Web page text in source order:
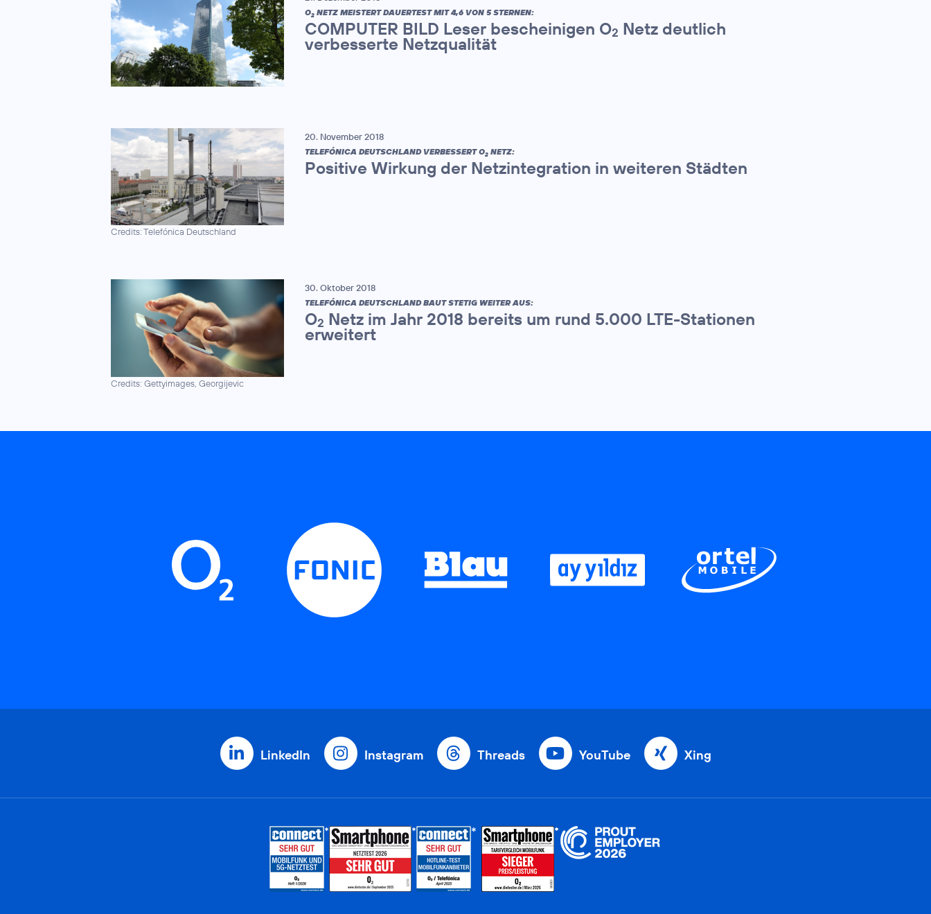
O2 NETZ MEISTERT DAUERTEST MIT 4,6 VON 5 STERNEN:
COMPUTER BILD Leser bescheinigen O2 Netz deutlich
verbesserte Netzqualität
Credits: Telefónica Deutschland
20. November 2018
TELEFÓNICA DEUTSCHLAND VERBESSERT O2 NETZ:
Positive Wirkung der Netzintegration in weiteren Städten
Credits: Gettyimages, Georgijevic
30. Oktober 2018
TELEFÓNICA DEUTSCHLAND BAUT STETIG WEITER AUS:
O2 Netz im Jahr 2018 bereits um rund 5.000 LTE-Stationen
erweitert
LinkedIn Instagram Threads YouTube Xing